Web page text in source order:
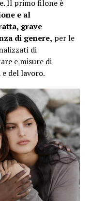
Il primo filone è
e al
grave
di genere, per le
di
e misure di
del lavoro.